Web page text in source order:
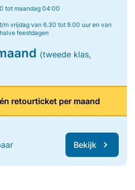
tot maandag 04:00
m vrijdag van 6.30 tot 9.00 uur en van
feestdagen
(tweede klas,
retourticket per maand
Bekijk